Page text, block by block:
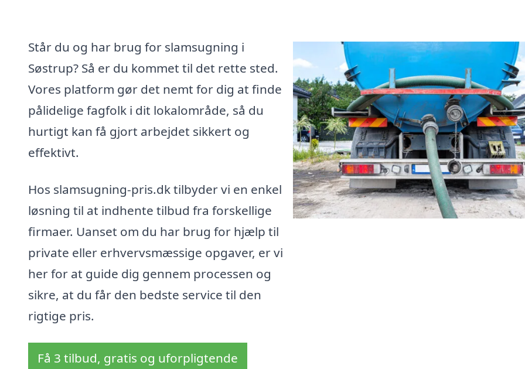
Står du og har brug for slamsugning i
Søstrup? Så er du kommet til det rette sted.
Vores platform gør det nemt for dig at finde
pålidelige fagfolk i dit lokalområde, så du
hurtigt kan få gjort arbejdet sikkert og
effektivt.
Hos slamsugning-pris.dk tilbyder vi en enkel
løsning til at indhente tilbud fra forskellige
firmaer. Uanset om du har brug for hjælp til
private eller erhvervsmæssige opgaver, er vi
her for at guide dig gennem processen og
sikre, at du får den bedste service til den
rigtige pris.
Få 3 tilbud, gratis og uforpligtende